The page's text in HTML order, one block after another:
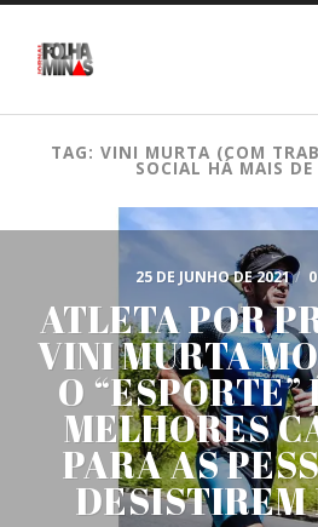
TAG: VINI MURTA (COM
SOCIAL HÁ MAIS
25 DE JUNHO DE 2021 /
ATLETA POR
VINI MURTA
O “ESPORTE”
MELHORES
PARA AS